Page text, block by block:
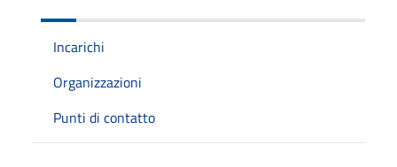
Incarichi
Organizzazioni
Punti di contatto